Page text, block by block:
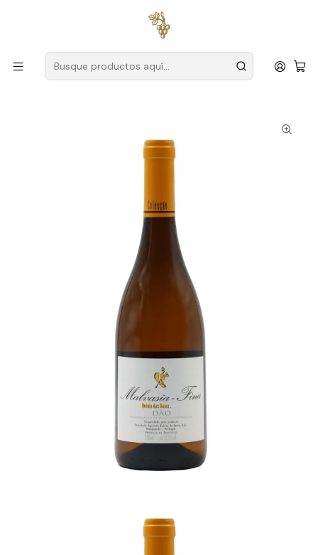
para pedidos superiores a
Productores Dar
Quinta das Maias
Quinta das Maias Malvasia Fina Ecológico 2021 Vino Blanco
Dão 75cl